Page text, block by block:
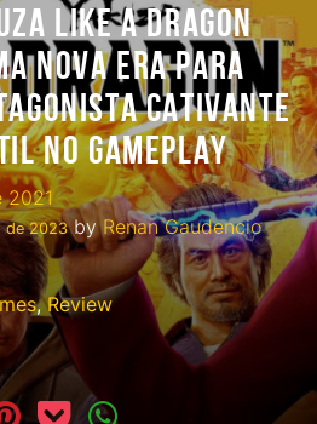
LIKE A DRAGON
NOVA ERA PARA
CATIVANTE
NO GAMEPLAY
2021
de 2023byRenan Gaudencio
,Review